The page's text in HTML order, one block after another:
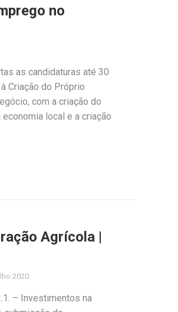
no
as candidaturas até 30
Criação do Próprio
com a criação do
local e a criação
Agrícola |
2020
– Investimentos na